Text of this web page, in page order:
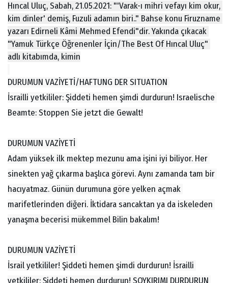
Hıncal Uluç, Sabah, 21.05.2021: "'Varak-ı mihri vefayı kim okur,
kim dinler' demiş, Fuzuli adamın biri.." Bahse konu Firuzname
yazarı Edirneli Kâmi Mehmed Efendi"dir. Yakında çıkacak
"Yamuk Türkçe Öğrenenler İçin/The Best Of Hıncal Uluç"
adlı kitabımda, kimin
DURUMUN VAZİYETİ/HAFTUNG DER SITUATION
İsrailli yetkililer: Şiddeti hemen şimdi durdurun! Israelische
Beamte: Stoppen Sie jetzt die Gewalt!
DURUMUN VAZİYETİ
Adam yüksek ilk mektep mezunu ama işini iyi biliyor. Her
sinekten yağ çıkarma başlıca görevi. Aynı zamanda tam bir
hacıyatmaz. Günün durumuna göre yelken açmak
marifetlerinden diğeri. İktidara sancaktan ya da iskeleden
yanaşma becerisi mükemmel Bilin bakalım!
DURUMUN VAZİYETİ
İsrail yetkililer! Şiddeti hemen şimdi durdurun! İsrailli
yetkililer: Şiddeti hemen durdurun! SOYKIRIMI DURDURUN